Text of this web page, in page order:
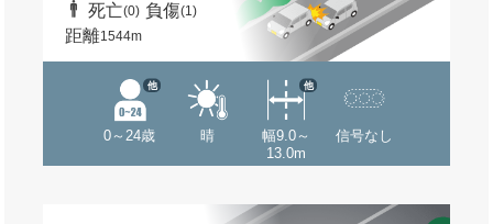
死亡(0) 負傷(1)
距離1544m
0～24歳
他
晴
幅9.0～
13.0m
他
信号なし